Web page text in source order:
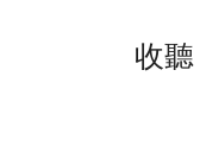
收